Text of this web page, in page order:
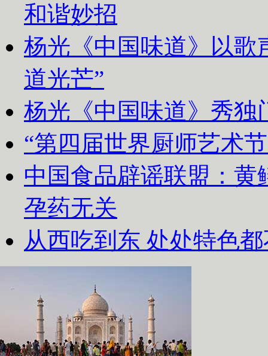
和谐妙招
杨光《中国味道》以歌
道光芒”
杨光《中国味道》秀独
“第四届世界厨师艺术
中国食品辟谣联盟：
孕药无关
从西吃到东 处处特色